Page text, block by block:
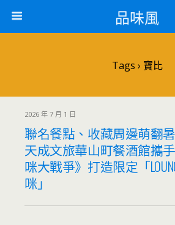
品味風
Tags › 寶比
2026 年 7 月 1 日
聯名餐點、收藏周邊萌翻
天成文旅華山町餐酒館攜
咪大戰爭》打造限定「
咪」